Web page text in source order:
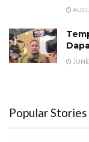
Popular Stories